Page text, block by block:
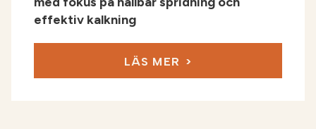
effektiv kalkning
LÄS MER